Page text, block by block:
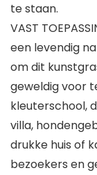
te staan.
VAST
een levendig
om dit
geweldig voor
kleuterschool,
villa,
drukke huis of
bezoekers en